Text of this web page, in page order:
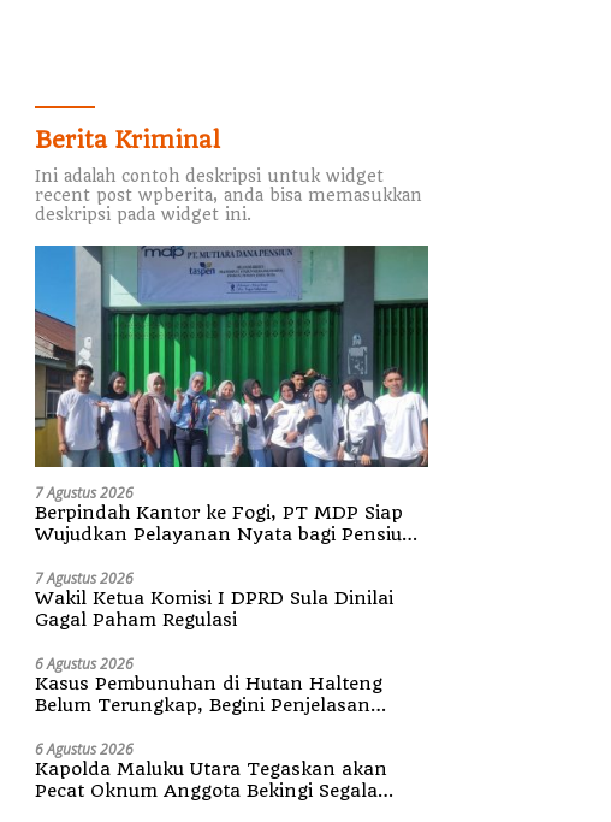
Berita Kriminal
Ini adalah contoh deskripsi untuk widget
recent post wpberita, anda bisa memasukkan
deskripsi pada widget ini.
7 Agustus 2026
Berpindah Kantor ke Fogi, PT MDP Siap
Wujudkan Pelayanan Nyata bagi Pensiun
7 Agustus 2026
Wakil Ketua Komisi I DPRD Sula Dinilai
Gagal Paham Regulasi
6 Agustus 2026
Kasus Pembunuhan di Hutan Halteng
Belum Terungkap, Begini Penjelasan
6 Agustus 2026
Kapolda Maluku Utara Tegaskan akan
Pecat Oknum Anggota Bekingi Segala